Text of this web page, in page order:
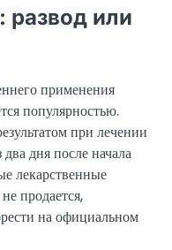
развод или
применения
популярностью.
при лечении
дня после начала
лекарственные
продается,
на официальном